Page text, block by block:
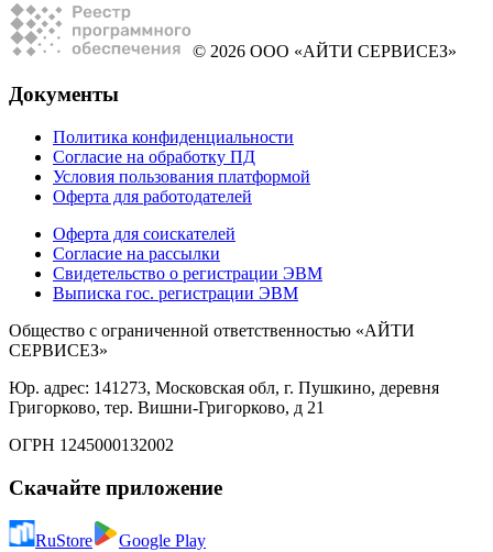
© 2026 ООО «АЙТИ СЕРВИСЕЗ»
Документы
Политика конфиденциальности
Согласие на обработку ПД
Условия пользования платформой
Оферта для работодателей
Оферта для соискателей
Согласие на рассылки
Свидетельство о регистрации ЭВМ
Выписка гос. регистрации ЭВМ
Общество с ограниченной ответственностью «АЙТИ
СЕРВИСЕЗ»
Юр. адрес: 141273, Московская обл, г. Пушкино, деревня
Григорково, тер. Вишни-Григорково, д 21
ОГРН 1245000132002
Скачайте приложение
RuStore Google Play